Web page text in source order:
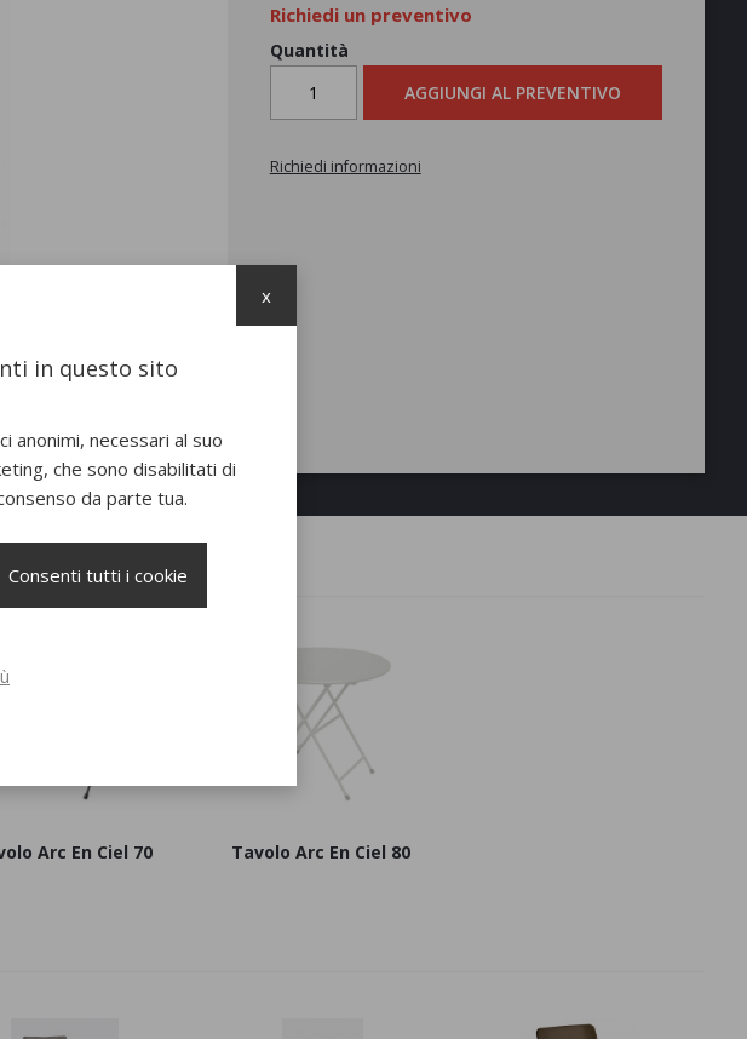
Richiedi un preventivo
Quantità
AGGIUNGI AL PREVENTIVO
Richiedi informazioni
Arc En Ciel 70 Tavolo Arc En Ciel 80
in questo sito
anonimi, necessari al suo
che sono disabilitati di
da parte tua.
Consenti tutti i cookie
x